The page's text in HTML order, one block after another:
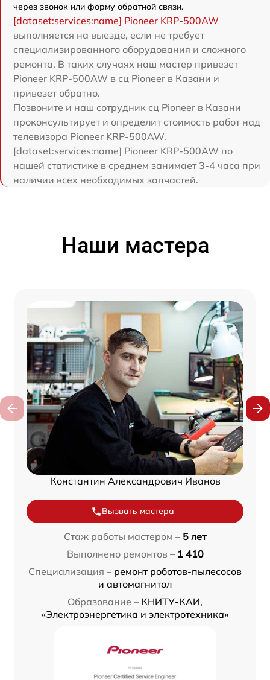
через звонок или форму обратной связи.
[dataset:services:name] Pioneer KRP-500AW
выполняется на выезде, если не требует
специализированного оборудования и сложного
ремонта. В таких случаях наш мастер привезет
Pioneer KRP-500AW в сц Pioneer в Казани и
привезет обратно.
Позвоните и наш сотрудник сц Pioneer в Казани
проконсультирует и определит стоимость работ над
телевизора Pioneer KRP-500AW.
[dataset:services:name] Pioneer KRP-500AW по
нашей статистике в среднем занимает 3-4 часа при
наличии всех необходимых запчастей.
Наши мастера
Константин Александрович Иванов
Вызвать мастера
Стаж работы мастером – 5 лет
Выполнено ремонтов – 1 410
Специализация – ремонт роботов-пылесосов
и автомагнитол
Образование – КНИТУ-КАИ,
«Электроэнергетика и электротехника»